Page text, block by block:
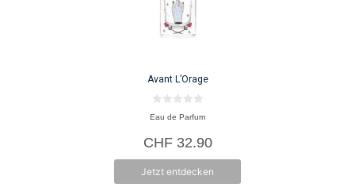
Avant L’Orage
0
v
n
5
Eau de Parfum
CHF32.90
Jetzt entdecken